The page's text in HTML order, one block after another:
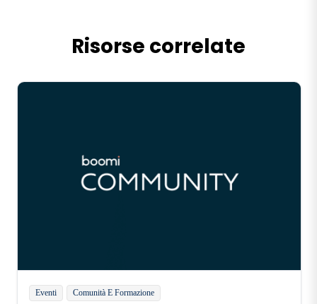
Risorse correlate
Eventi Comunità E Formazione